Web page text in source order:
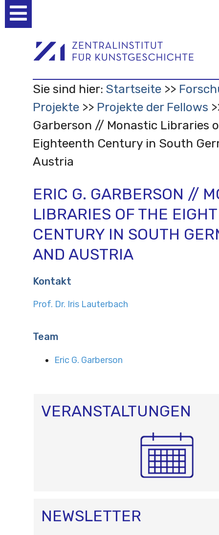
Werkzeuge
Sie sind hier: Startseite
Projekte
Projekte der Fellows
Garberson // Monastic Libraries
Eighteenth Century in South
Austria
ERIC G. GARBERSON //
LIBRARIES OF THE
CENTURY IN SOUTH
AND AUSTRIA
Kontakt
Prof. Dr. Iris Lauterbach
Team
Eric G. Garberson
VERANSTALTUNGEN
NEWSLETTER